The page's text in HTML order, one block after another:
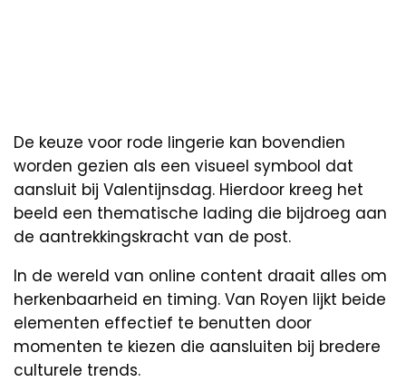
De keuze voor rode lingerie kan bovendien
worden gezien als een visueel symbool dat
aansluit bij Valentijnsdag. Hierdoor kreeg het
beeld een thematische lading die bijdroeg aan
de aantrekkingskracht van de post.
In de wereld van online content draait alles om
herkenbaarheid en timing. Van Royen lijkt beide
elementen effectief te benutten door
momenten te kiezen die aansluiten bij bredere
culturele trends.